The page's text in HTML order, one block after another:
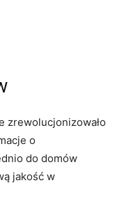
zrewolucjonizowało
o
do domów
jakość w